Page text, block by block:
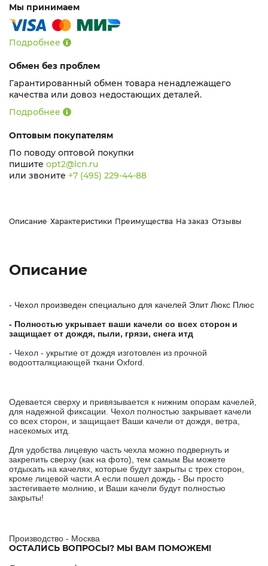
Мы принимаем
Подробнее
Обмен без проблем
Гарантированный обмен товара ненадлежащего
качества или довоз недостающих деталей.
Подробнее
Оптовым покупателям
По поводу оптовой покупки
пишите opt2@lcn.ru
или звоните +7 (495) 229-44-88
Описание Характеристики Преимущества На заказ Отзывы
Описание
- Чехол произведен специально для качелей Элит Люкс Плюс
- Полностью укрывает ваши качели со всех сторон и
защищает от дождя, пыли, грязи, снега итд
- Чехол - укрытие от дождя изготовлен из прочной
водоотталкциающей ткани Oxford.
Одевается сверху и привязывается к нижним опорам качелей,
для надежной фиксации. Чехол полностью закрывает качели
со всех сторон, и защищает Ваши качели от дождя, ветра,
насекомых итд.
Для удобства лицевую часть чехла можно подвернуть и
закрепить сверху (как на фото), тем самым Вы можете
отдыхать на качелях, которые будут закрыты с трех сторон,
кроме лицевой части.А если пошел дождь - Вы просто
застегиваете молнию, и Ваши качели будут полностью
закрыты!
Производство - Москва
ОСТАЛИСЬ ВОПРОСЫ? МЫ ВАМ ПОМОЖЕМ!